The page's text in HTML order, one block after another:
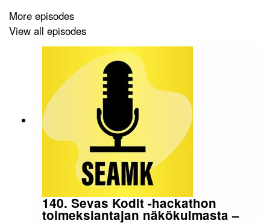
kiinni –ilmastotoimenpidekokonaisuuteen. Hanketta
toteuttaa Seinäjoen ammattikorkeakoulu ja Kurikan
kaupunki.
Lisää tietoa hankkeista sekä sosiaalisen median
TIME:
https://projektit.seamk.fi/kestavat-
ruokaratkaisut/tulevaisuuden-ilmastoviisas-
maataloustuotanto-etela-pohjanmaalla-time/
Ilmastosoturit:https://www.proagria.fi/hankkeet/
SeAMK Jingle:Joni-Petteri Tuhkanen
More episodes
View all episodes
140. Sevas Kodit -hackathon
toimeksiantajan näkökulmasta –